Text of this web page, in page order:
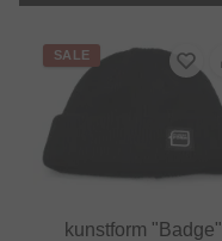
SALE
kunstform "Badge"